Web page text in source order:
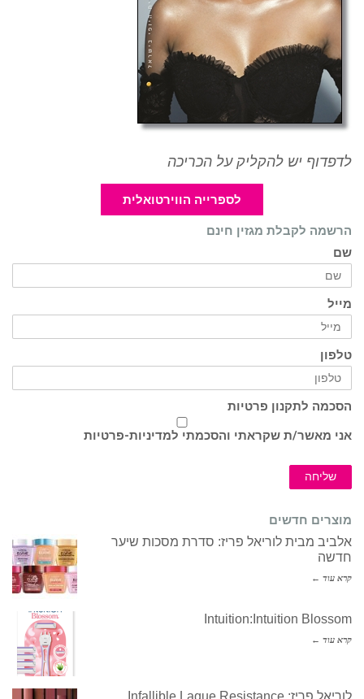
לדפדוף יש להקליק על הכריכה
לספרייה הווירטואלית
הרשמה לקבלת מגזין חינם
שם
מייל
טלפון
הסכמה לתקנון פרטיות
אני מאשר/ת שקראתי והסכמתי למדיניות-פרטיות
שליחה
מוצרים חדשים
אלביב מבית לוריאל פריז: סדרת מסכות שיער
חדשה
קרא עוד ←
Intuition:Intuition Blossom
קרא עוד ←
לוריאל פריז: Infallible Laque Resistance